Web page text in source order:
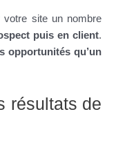
site un nombre
puis en client.
opportunités qu’un
résultats de